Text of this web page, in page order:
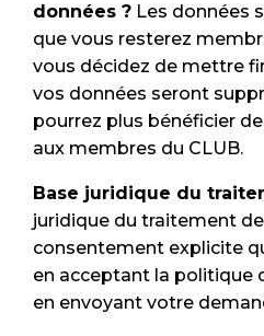
données ? Les données
que vous resterez
vous décidez de mettre
vos données seront
pourrez plus bénéficier
aux membres du CLUB.
Base juridique du
juridique du traitement
consentement explicite
en acceptant la politique
en envoyant votre